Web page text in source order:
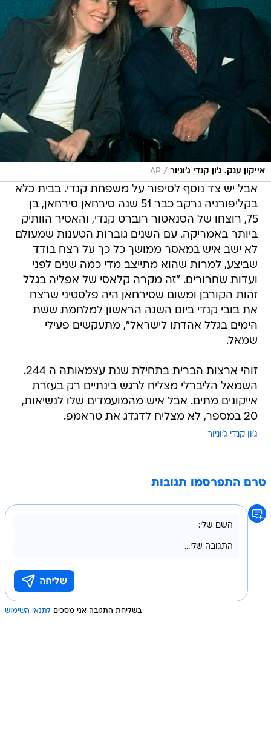
אייקון ענק. ג'ון קנדי ג'וניור /
AP
אבל יש צד נוסף לסיפור על משפחת קנדי. בבית כלא
בקליפורניה נרקב כבר 51 שנה סירחאן סירחאן, בן
75, רוצחו של הסנאטור רוברט קנדי, והאסיר הוותיק
ביותר באמריקה. עם השנים גוברות הטענות שמעולם
לא ישב איש במאסר ממושך כל כך על רצח בודד
שביצע, למרות שהוא מתייצב מדי כמה שנים לפני
ועדות שחרורים. "זה מקרה קלאסי של אפליה בגלל
זהות הקורבן ומשום שסירחאן היה פלסטיני שרצח
את בובי קנדי ביום השנה הראשון למלחמת ששת
הימים בגלל אהדתו לישראל", מתעקשים פעילי
שמאל.
זוהי ארצות הברית בתחילת שנת עצמאותה ה 244.
השמאל הליברלי מצליח לרגש בינתיים רק בעזרת
אייקונים מתים. אבל איש מהמועמדים שלו לנשיאות,
20 במספר, לא מצליח לדגדג את טראמפ.
ג'ון קנדי ג'וניור
טרם התפרסמו תגובות
בשליחת התגובה אני מסכים לתנאי השימוש